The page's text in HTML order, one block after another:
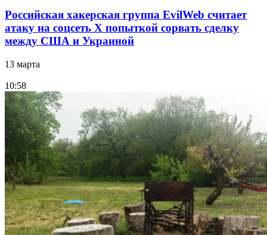
Российская хакерская группа EvilWeb считает
атаку на соцсеть Х попыткой сорвать сделку
между США и Украиной
13 марта
10:58